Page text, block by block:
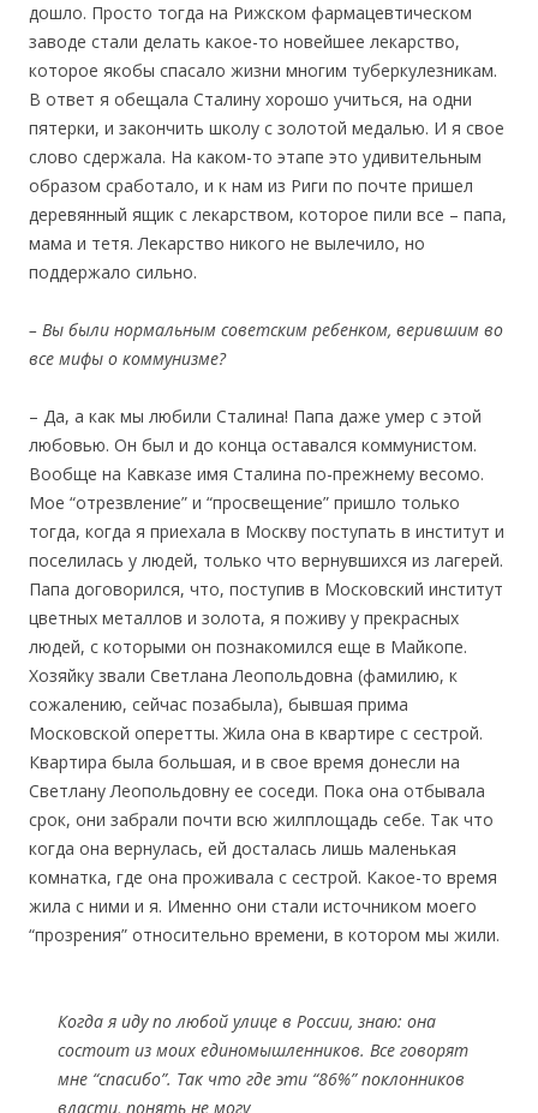
дошло. Просто тогда на Рижском фармацевтическом
заводе стали делать какое-то новейшее лекарство,
которое якобы спасало жизни многим туберкулезникам.
В ответ я обещала Сталину хорошо учиться, на одни
пятерки, и закончить школу с золотой медалью. И я свое
слово сдержала. На каком-то этапе это удивительным
образом сработало, и к нам из Риги по почте пришел
деревянный ящик с лекарством, которое пили все – папа,
мама и тетя. Лекарство никого не вылечило, но
поддержало сильно.
– Вы были нормальным советским ребенком, верившим во
все мифы о коммунизме?
– Да, а как мы любили Сталина! Папа даже умер с этой
любовью. Он был и до конца оставался коммунистом.
Вообще на Кавказе имя Сталина по-прежнему весомо.
Мое “отрезвление” и “просвещение” пришло только
тогда, когда я приехала в Москву поступать в институт и
поселилась у людей, только что вернувшихся из лагерей.
Папа договорился, что, поступив в Московский институт
цветных металлов и золота, я поживу у прекрасных
людей, с которыми он познакомился еще в Майкопе.
Хозяйку звали Светлана Леопольдовна (фамилию, к
сожалению, сейчас позабыла), бывшая прима
Московской оперетты. Жила она в квартире с сестрой.
Квартира была большая, и в свое время донесли на
Светлану Леопольдовну ее соседи. Пока она отбывала
срок, они забрали почти всю жилплощадь себе. Так что
когда она вернулась, ей досталась лишь маленькая
комнатка, где она проживала с сестрой. Какое-то время
жила с ними и я. Именно они стали источником моего
“прозрения” относительно времени, в котором мы жили.
Когда я иду по любой улице в России, знаю: она
состоит из моих единомышленников. Все говорят
мне “спасибо”. Так что где эти “86%” поклонников
власти, понять не могу